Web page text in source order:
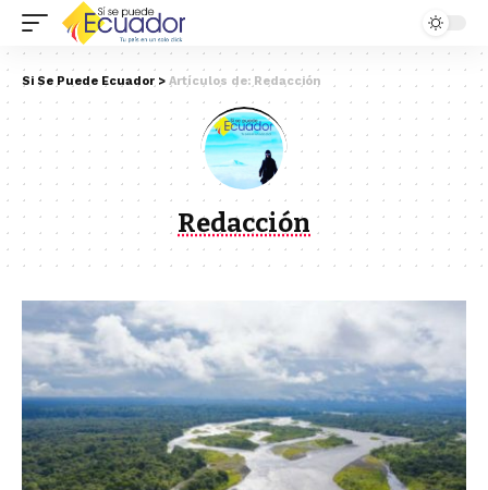
Si Se Puede Ecuador > Artículos de: Redacción
Redacción